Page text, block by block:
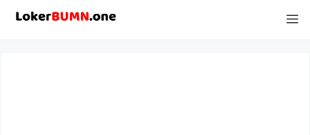
Langsung